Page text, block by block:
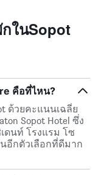
กในSopot
คือที่ไหน?
ด้วยคะแนนเฉลี่ย
Sopot Hotel ซึ่ง
ดนท์ โรงแรม โซ
อีกตัวเลือกที่ดีมาก